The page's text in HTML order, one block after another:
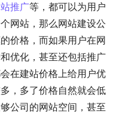
推广等，都可以为用户
网站，那么网站建设公
价格，而如果用户在网
优化，甚至还包括推广
在建站价格上给用户优
，多了价格自然就会低
公司的网站空间，甚至